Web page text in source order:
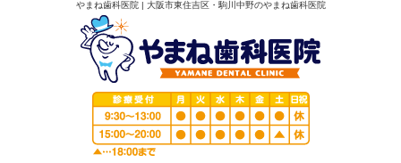
やまね歯科医院 | 大阪市東住吉区・駒川中野のやまね歯科医院